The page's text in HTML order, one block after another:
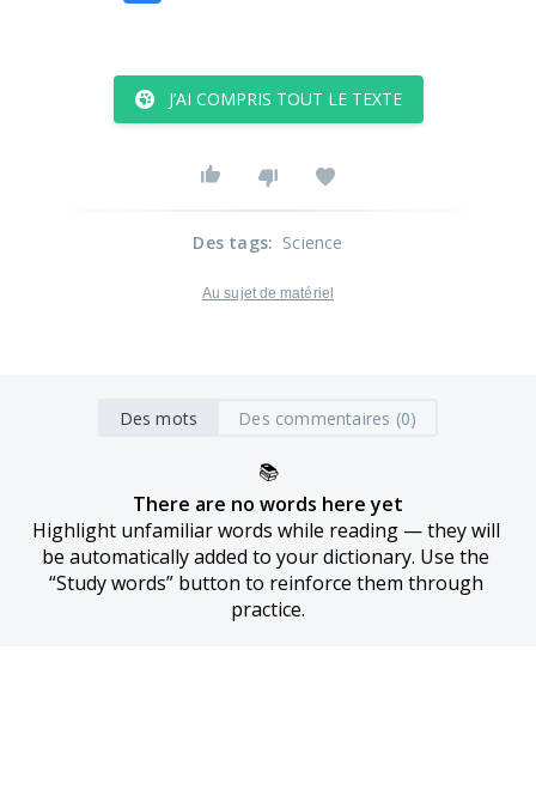
J’AI COMPRIS TOUT LE TEXTE
Des tags: Science
Au sujet de matériel
Des mots Des commentaires (0)
📚
There are no words here yet
Highlight unfamiliar words while reading — they will
be automatically added to your dictionary. Use the
“Study words” button to reinforce them through
practice.